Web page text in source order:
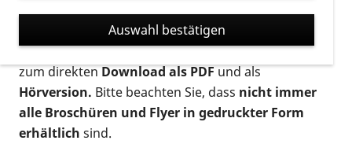
suchen. Die meisten Flyer und Broschüren werden in
verschiedenen Formaten angeboten: zur
postalischen Bestellung als gedruckte Variante
zum direktenDownload als PDFund als
Hörversion. Bitte beachten Sie, dass nicht immer
alle Broschüren und Flyer in gedruckter Form
erhältlich sind.
Auswahl bestätigen